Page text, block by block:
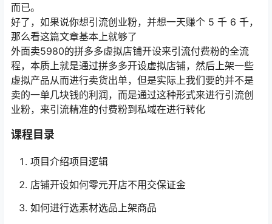
而已。
好了，如果说你想引流创业粉，并想一天赚个 5 千 6 千，
那么看这篇文章基本上就够了
外面卖5980的拼多多虚拟店铺开设来引流付费粉的全流
程，本质上就是通过拼多多开设虚拟店铺，然后上架一些
虚拟产品从而进行卖货出单，但是实际上我们要的并不是
卖的一单几块钱的利润，而是通过这种形式来进行引流创
业粉，来引流精准的付费粉到私域在进行转化
课程目录
项目介绍项目逻辑
店铺开设如何零元开店不用交保证金
如何进行选素材选品上架商品